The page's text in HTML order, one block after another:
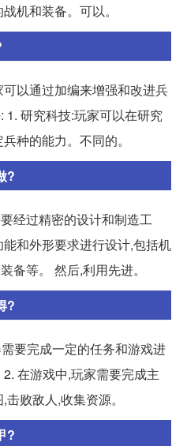
机和装备。可以。
以通过加编来增强和改进兵
研究科技:玩家可以在研究
种的能力。不同的。
?
经过精密的设计和制造工
和外形要求进行设计,包括机
备等。 然后,利用先进。
?
要完成一定的任务和游戏进
在游戏中,玩家需要完成主
败敌人,收集资源。
?